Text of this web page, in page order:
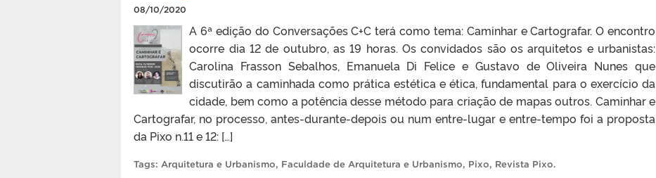
08/10/2020
A 6ª edição do Conversações C+C terá como tema: Caminhar e Cartografar. O encontro
ocorre dia 12 de outubro, as 19 horas. Os convidados são os arquitetos e urbanistas:
Carolina Frasson Sebalhos, Emanuela Di Felice e Gustavo de Oliveira Nunes que
discutirão a caminhada como prática estética e ética, fundamental para o exercício da
cidade, bem como a potência desse método para criação de mapas outros. Caminhar e
Cartografar, no processo, antes-durante-depois ou num entre-lugar e entre-tempo foi a proposta
da Pixo n.11 e 12: […]
Tags: Arquitetura e Urbanismo, Faculdade de Arquitetura e Urbanismo, Pixo, Revista Pixo.